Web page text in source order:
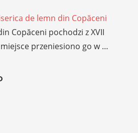
de lemn din Copăceni
Copăceni pochodzi z XVII
przeniesiono go w …